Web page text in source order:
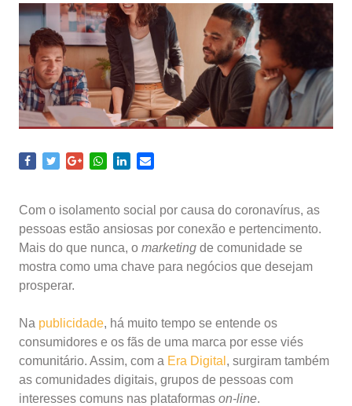
Com o isolamento social por causa do coronavírus, as
pessoas estão ansiosas por conexão e pertencimento.
Mais do que nunca, o marketing de comunidade se
mostra como uma chave para negócios que desejam
prosperar.
Na publicidade, há muito tempo se entende os
consumidores e os fãs de uma marca por esse viés
comunitário. Assim, com a Era Digital , surgiram também
as comunidades digitais, grupos de pessoas com
interesses comuns nas plataformas on-line.